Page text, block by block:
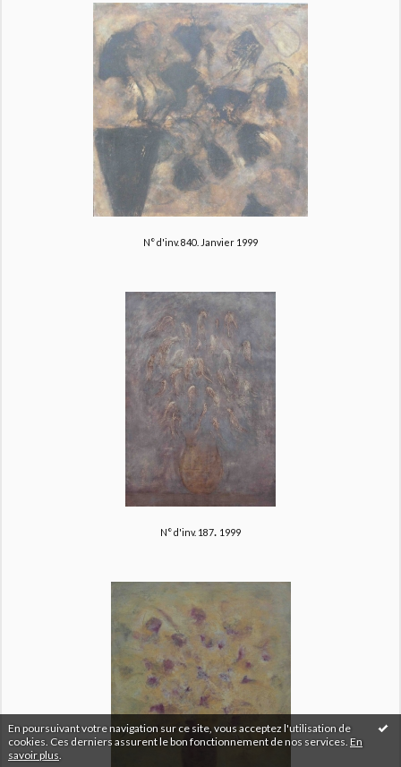
En poursuivant votre navigation sur ce site, vous acceptez l'utilisation de
cookies. Ces derniers assurent le bon fonctionnement de nos services. En
savoir plus
N° d'inv. 840. Janvier 1999
N° d'inv. 187. 1999